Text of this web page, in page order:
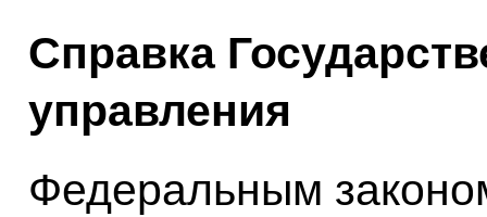
Справка
управления
Федеральным